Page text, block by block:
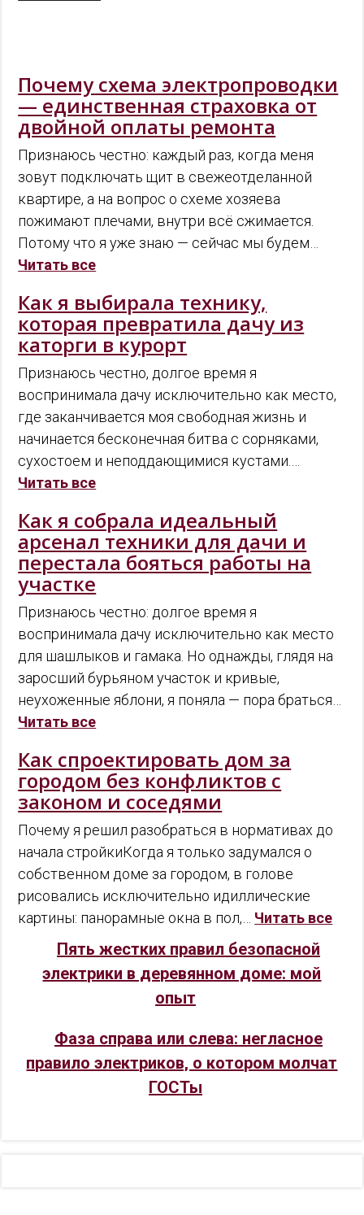
Почему схема электропроводки
— единственная страховка от
двойной оплаты ремонта
Признаюсь честно: каждый раз, когда меня
зовут подключать щит в свежеотделанной
квартире, а на вопрос о схеме хозяева
пожимают плечами, внутри всё сжимается.
Потому что я уже знаю — сейчас мы будем…
Читать все
Как я выбирала технику,
которая превратила дачу из
каторги в курорт
Признаюсь честно, долгое время я
воспринимала дачу исключительно как место,
где заканчивается моя свободная жизнь и
начинается бесконечная битва с сорняками,
сухостоем и неподдающимися кустами.…
Читать все
Как я собрала идеальный
арсенал техники для дачи и
перестала бояться работы на
участке
Признаюсь честно: долгое время я
воспринимала дачу исключительно как место
для шашлыков и гамака. Но однажды, глядя на
заросший бурьяном участок и кривые,
неухоженные яблони, я поняла — пора браться…
Читать все
Как спроектировать дом за
городом без конфликтов с
законом и соседями
Почему я решил разобраться в нормативах до
начала стройкиКогда я только задумался о
собственном доме за городом, в голове
рисовались исключительно идиллические
картины: панорамные окна в пол,… Читать все
Пять жестких правил безопасной
электрики в деревянном доме: мой
опыт
Фаза справа или слева: негласное
правило электриков, о котором молчат
ГОСТы